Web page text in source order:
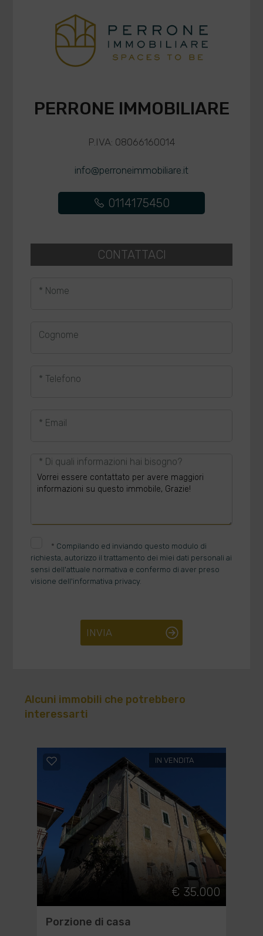
PERRONE IMMOBILIARE
P.IVA: 08066160014
info@perroneimmobiliare.it
0114175450
CONTATTACI
* Nome
Cognome
* Telefono
* Email
* Di quali informazioni hai bisogno?
* Compilando ed inviando questo modulo di
richiesta, autorizzo il trattamento dei miei dati personali ai
sensi dell'attuale normativa e confermo di aver preso
visione dell'informativa privacy.
INVIA
Alcuni immobili che potrebbero
interessarti
IN VENDITA
€ 35.000
Porzione di casa